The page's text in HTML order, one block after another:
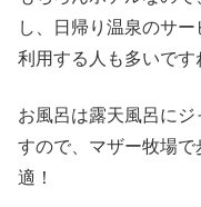
し、日帰り温泉のサ
利用する人も多いです
お風呂は露天風呂に
すので、マザー牧場
適！